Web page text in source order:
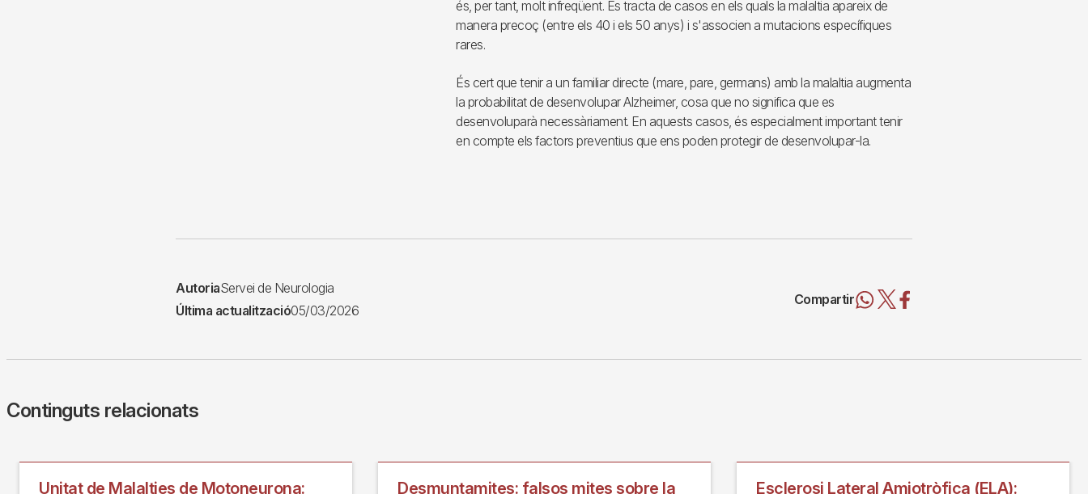
és, per tant, molt infreqüent. Es tracta de casos en els quals la malaltia apareix de
manera precoç (entre els 40 i els 50 anys) i s'associen a mutacions específiques
rares.
És cert que tenir a un familiar directe (mare, pare, germans) amb la malaltia augmenta
la probabilitat de desenvolupar Alzheimer, cosa que no significa que es
desenvoluparà necessàriament. En aquests casos, és especialment important tenir
en compte els factors preventius que ens poden protegir de desenvolupar-la.
AutoriaServei de Neurologia
Última actualització05/03/2026
Compartir
Continguts relacionats
Unitat de Malalties de Motoneurona: Desmuntamites: falsos mites sobre la Esclerosi Lateral Amiotròfica (ELA):